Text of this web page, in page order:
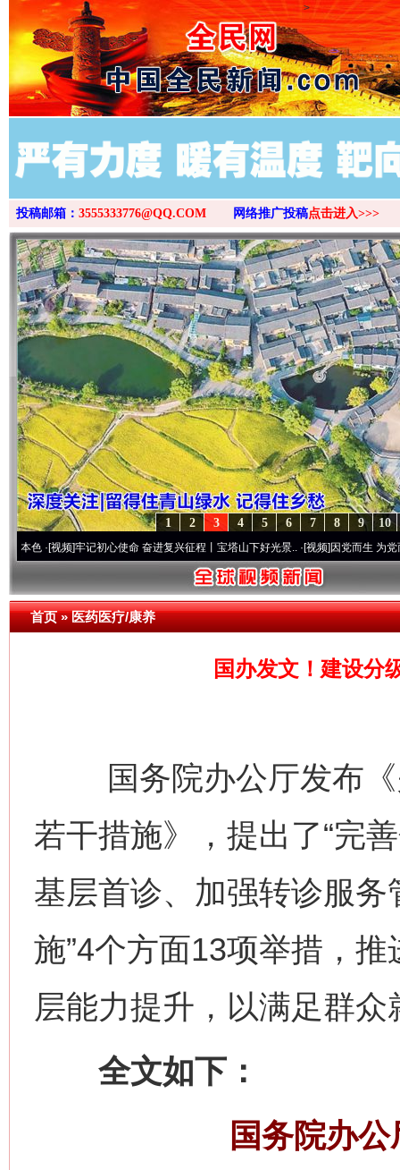
>
投稿邮箱： 3555333776@QQ.COM 网络推广投稿点击进入>>>
10
9
8
7
6
5
4
3
2
1
牢记初心使命 奋进复兴征程丨宝塔山下好光景..·[视频]因党而生 为党而战——百
首页»医药医疗/康养
国办发文！建设分
国务院办公厅发布《
若干措施》，提出了“完
基层首诊、加强转诊服
施”4个方面13项举措，
层能力提升，以满足群
全文如下：
国务院办